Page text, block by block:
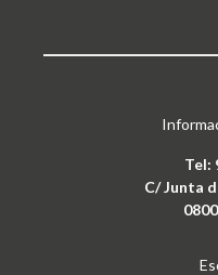
Tel:
C/ Junta